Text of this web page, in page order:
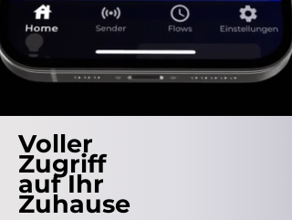
Voller
Zugriff
auf Ihr
Zuhause